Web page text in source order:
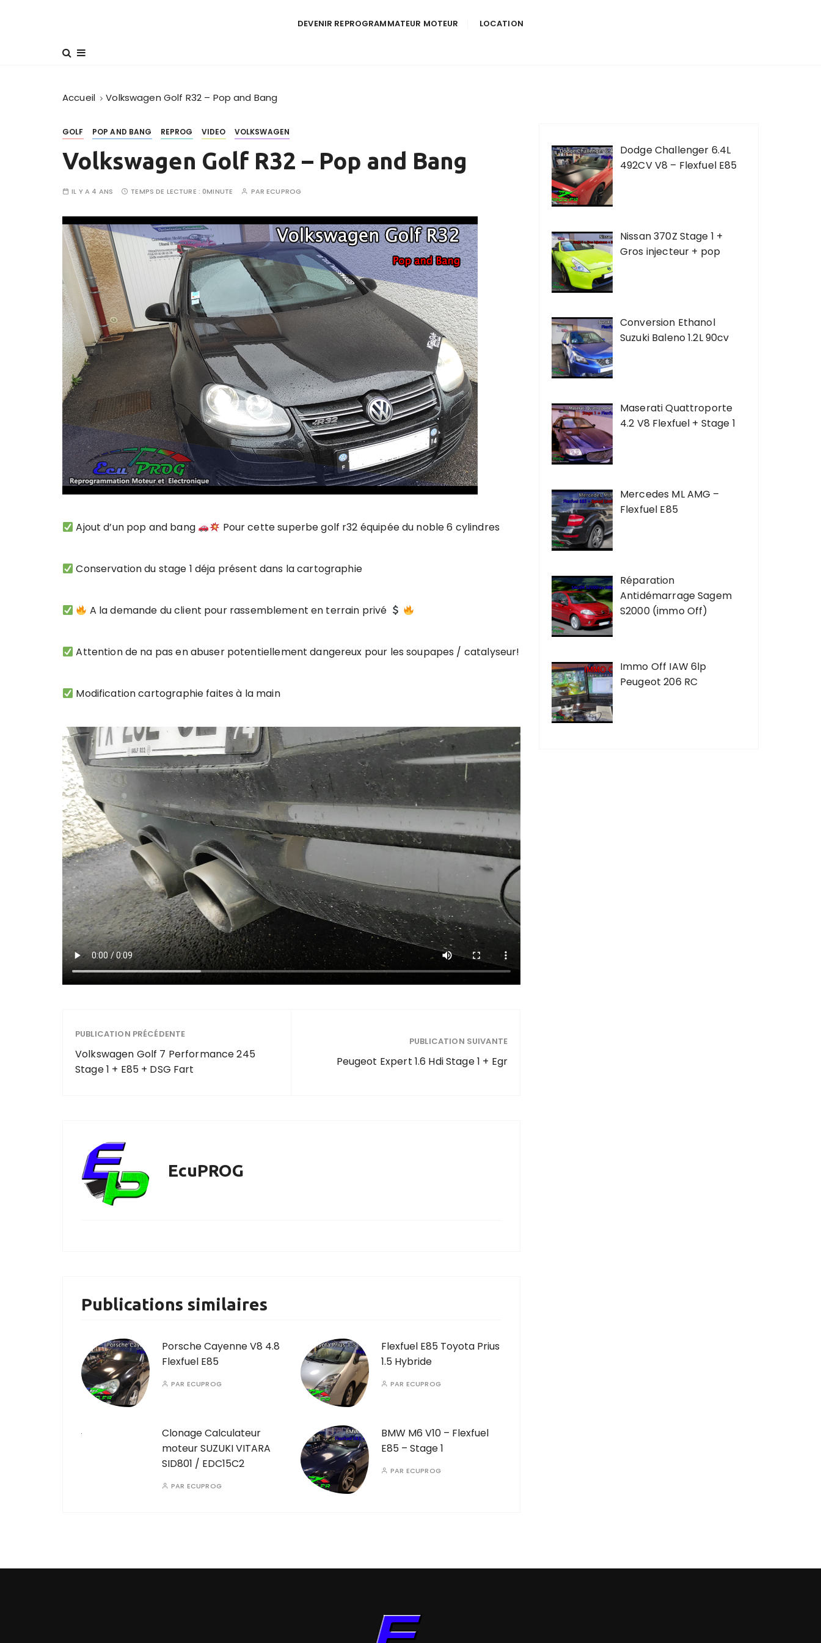
DEVENIR REPROGRAMMATEUR MOTEUR LOCATION
Accueil Volkswagen Golf R32 – Pop and Bang
GOLF POP AND BANG REPROG VIDEO VOLKSWAGEN
Volkswagen Golf R32 – Pop and Bang
IL Y A 4 ANS TEMPS DE LECTURE : 0MINUTE PARECUPROG
Ajout d’un pop and bang Pour cette superbe golf r32 équipée du noble 6 cylindres
Conservation du stage 1 déja présent dans la cartographie
A la demande du client pour rassemblement en terrain privé
Attention de na pas en abuser potentiellement dangereux pour les soupapes / catalyseur!
Modification cartographie faites à la main
PUBLICATION PRÉCÉDENTE
Volkswagen Golf 7 Performance 245
Stage 1 + E85 + DSG Fart
PUBLICATION SUIVANTE
Peugeot Expert 1.6 Hdi Stage 1 + Egr
EcuPROG
Publications similaires
Porsche Cayenne V8 4.8
Flexfuel E85
PAR ECUPROG
Flexfuel E85 Toyota Prius
1.5 Hybride
PAR ECUPROG
Clonage Calculateur
moteur SUZUKI VITARA
SID801 / EDC15C2
PAR ECUPROG
BMW M6 V10 – Flexfuel
E85 – Stage 1
PAR ECUPROG
Dodge Challenger 6.4L
492CV V8 – Flexfuel E85
Nissan 370Z Stage 1 +
Gros injecteur + pop
Conversion Ethanol
Suzuki Baleno 1.2L 90cv
Maserati Quattroporte
4.2 V8 Flexfuel + Stage 1
Mercedes ML AMG –
Flexfuel E85
Réparation
Antidémarrage Sagem
S2000 (immo Off)
Immo Off IAW 6lp
Peugeot 206 RC